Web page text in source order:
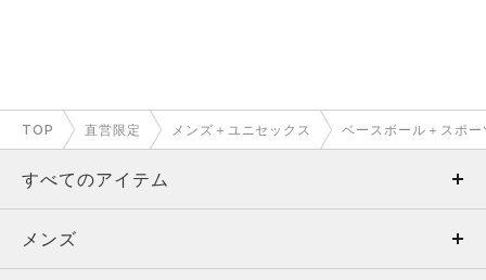
TOP 直営限定 メンズ＋ユニセックス ベースボール＋スポ
すべてのアイテム
メンズ
メンズ